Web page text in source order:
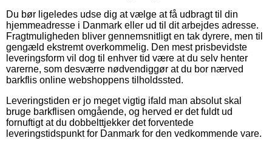
Du bør ligeledes udse dig at vælge at få udbragt til din
hjemmeadresse i Danmark eller ud til dit arbejdes adresse.
Fragtmuligheden bliver gennemsnitligt en tak dyrere, men til
gengæld ekstremt overkommelig. Den mest prisbevidste
leveringsform vil dog til enhver tid være at du selv henter
varerne, som desværre nødvendiggør at du bor nærved
barkflis online webshoppens tilholdssted.
Leveringstiden er jo meget vigtig ifald man absolut skal
bruge barkflisen omgående, og herved er det fuldt ud
fornuftigt at du dobbelttjekker det forventede
leveringstidspunkt for Danmark for den vedkommende vare.